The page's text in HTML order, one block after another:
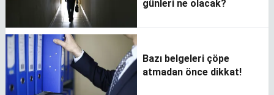
günleri ne olacak?
Bazı belgeleri çöpe
atmadan önce dikkat!